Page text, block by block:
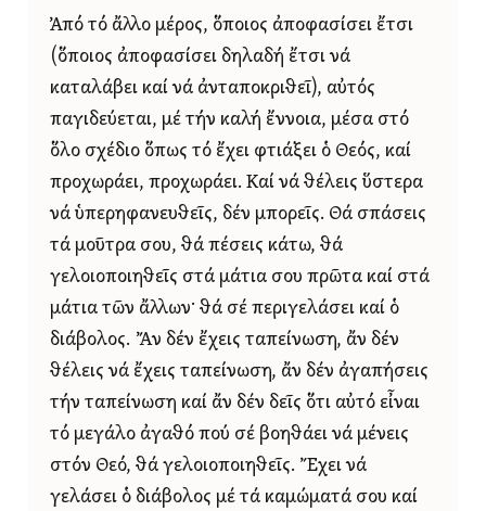
Ἀπό τό ἄλλο μέρος, ὅποιος ἀποφασίσει ἔτσι
(ὅποιος ἀποφασίσει δηλαδή ἔτσι νά
καταλάβει καί νά ἀνταποκριθεῖ), αὐτός
παγιδεύεται, μέ τήν καλή ἔννοια, μέσα στό
ὅλο σχέδιο ὅπως τό ἔχει φτιάξει ὁ Θεός, καί
προχωράει, προχωράει. Καί νά θέλεις ὕστερα
νά ὑπερηφανευθεῖς, δέν μπορεῖς. Θά σπάσεις
τά μοῦτρα σου, θά πέσεις κάτω, θά
γελοιοποιηθεῖς στά μάτια σου πρῶτα καί στά
μάτια τῶν ἄλλων· θά σέ περιγελάσει καί ὁ
διάβολος. Ἄν δέν ἔχεις ταπείνωση, ἄν δέν
θέλεις νά ἔχεις ταπείνωση, ἄν δέν ἀγαπήσεις
τήν ταπείνωση καί ἄν δέν δεῖς ὅτι αὐτό εἶναι
τό μεγάλο ἀγαθό πού σέ βοηθάει νά μένεις
στόν Θεό, θά γελοιοποιηθεῖς. Ἔχει νά
γελάσει ὁ διάβολος μέ τά καμώματά σου καί